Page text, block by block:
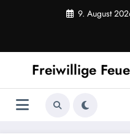
9. August
Freiwillige